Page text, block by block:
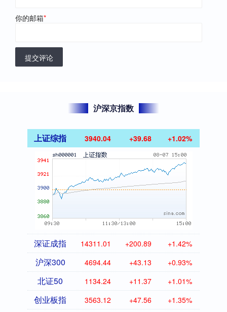
你的邮箱*
提交评论
沪深京指数
上证综指 3940.04 +39.68 +1.02%
深证成指 14311.01 +200.89 +1.42%
沪深300 4694.44 +43.13 +0.93%
北证50 1134.24 +11.37 +1.01%
创业板指 3563.12 +47.56 +1.35%